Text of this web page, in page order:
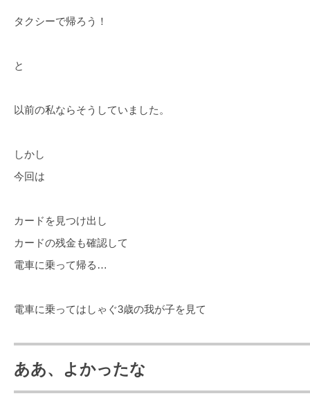
タクシーで帰ろう！
と
以前の私ならそうしていました。
しかし
今回は
カードを見つけ出し
カードの残金も確認して
電車に乗って帰る…
電車に乗ってはしゃぐ3歳の我が子を見て
ああ、よかったな